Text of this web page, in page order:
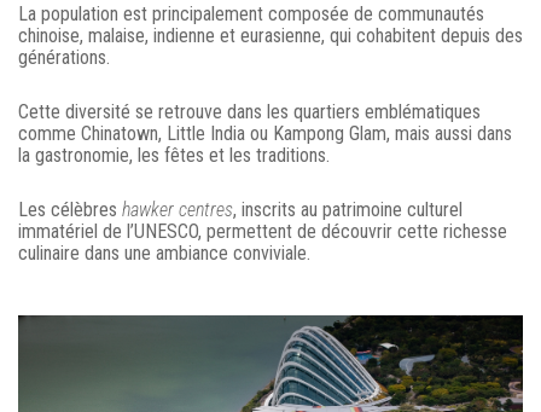
La population est principalement composée de communautés
chinoise, malaise, indienne et eurasienne, qui cohabitent depuis des
générations.
Cette diversité se retrouve dans les quartiers emblématiques
comme Chinatown, Little India ou Kampong Glam, mais aussi dans
la gastronomie, les fêtes et les traditions.
Les célèbres hawker centres, inscrits au patrimoine culturel
immatériel de l’UNESCO, permettent de découvrir cette richesse
culinaire dans une ambiance conviviale.